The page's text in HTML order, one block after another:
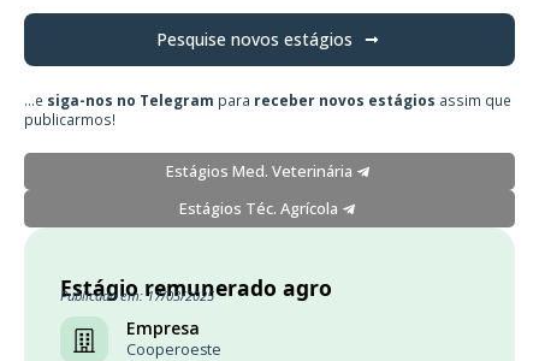
Pesquise novos estágios
...e siga-nos no Telegram para receber novos estágios assim que
publicarmos!
Estágios Med. Veterinária
Estágios Téc. Agrícola
Estágio remunerado agro
Publicado em: 17/03/2025
Empresa
Cooperoeste